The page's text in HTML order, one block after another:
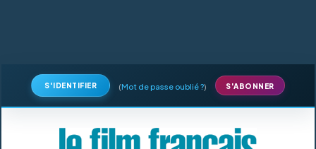
S'IDENTIFIER (Mot de passe oublié ?) S'ABONNER